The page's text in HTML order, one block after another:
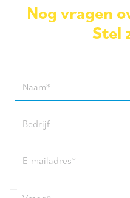
Nog vragen
Stel
Naam
(Required)
Bedrijf
mailadres
Vraag